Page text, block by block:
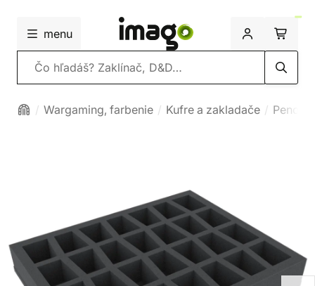
menu
Vyhľadávanie
Wargaming, farbenie Kufre a zakladače